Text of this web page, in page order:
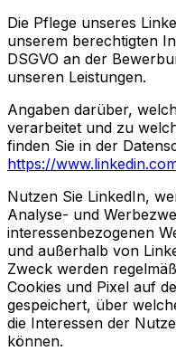
Die Pflege unseres
unserem berechtigten
DSGVO an der
unseren Leistungen.
Angaben darüber,
verarbeitet und zu
finden Sie in der
https://
Nutzen Sie LinkedIn,
Analyse- und
interessenbezogenen
und außerhalb von
Zweck werden
Cookies und Pixel auf
gespeichert, über
die Interessen der
können.